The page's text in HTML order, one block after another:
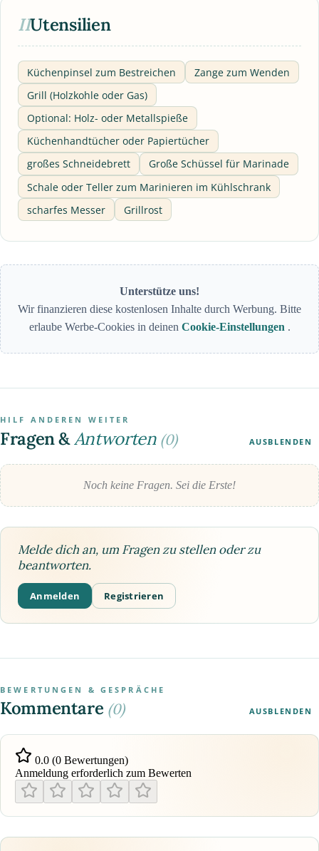
IIUtensilien
Küchenpinsel zum Bestreichen
Zange zum Wenden
Grill (Holzkohle oder Gas)
Optional: Holz- oder Metallspieße
Küchenhandtücher oder Papiertücher
großes Schneidebrett
Große Schüssel für Marinade
Schale oder Teller zum Marinieren im Kühlschrank
scharfes Messer
Grillrost
Unterstütze uns!
Wir finanzieren diese kostenlosen Inhalte durch Werbung. Bitte
erlaube Werbe-Cookies in deinen Cookie-Einstellungen .
HILF ANDEREN WEITER
Fragen &Antworten (0) AUSBLENDEN
Noch keine Fragen. Sei die Erste!
Melde dich an, um Fragen zu stellen oder zu
beantworten.
Anmelden Registrieren
BEWERTUNGEN & GESPRÄCHE
Kommentare (0) AUSBLENDEN
0.0 (0 Bewertungen)
Anmeldung erforderlich zum Bewerten